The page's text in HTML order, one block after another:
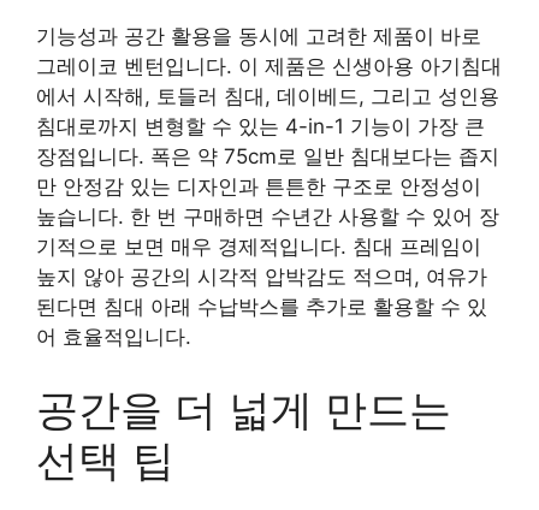
기능성과 공간 활용을 동시에 고려한 제품이 바로
그레이코 벤턴입니다. 이 제품은 신생아용 아기침대
에서 시작해, 토들러 침대, 데이베드, 그리고 성인용
침대로까지 변형할 수 있는 4-in-1 기능이 가장 큰
장점입니다. 폭은 약 75cm로 일반 침대보다는 좁지
만 안정감 있는 디자인과 튼튼한 구조로 안정성이
높습니다. 한 번 구매하면 수년간 사용할 수 있어 장
기적으로 보면 매우 경제적입니다. 침대 프레임이
높지 않아 공간의 시각적 압박감도 적으며, 여유가
된다면 침대 아래 수납박스를 추가로 활용할 수 있
어 효율적입니다.
공간을 더 넓게 만드는
선택 팁